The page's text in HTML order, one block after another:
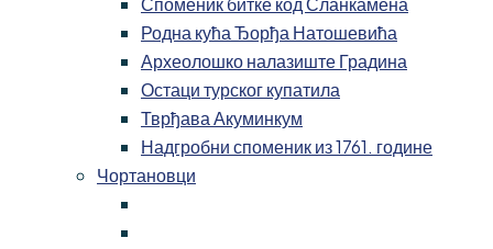
Родна кућа Ђорђа Натошевића
Археолошко налазиште Градина
Остаци турског купатила
Тврђава Акуминкум
Надгробни споменик из 1761. године
Чортановци